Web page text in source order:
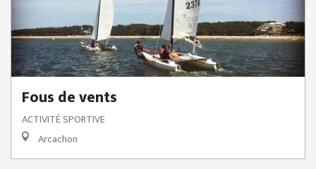
Fous de vents
ACTIVITÉ SPORTIVE
Arcachon